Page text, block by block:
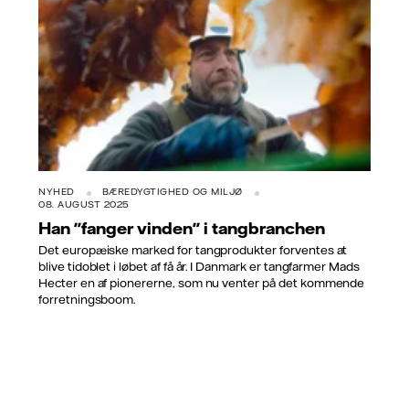
NYHED
BÆREDYGTIGHED OG MILJØ
08. AUGUST 2025
Han "fanger vinden" i tangbranchen
Det europæiske marked for tangprodukter forventes at
blive tidoblet i løbet af få år. I Danmark er tangfarmer Mads
Hecter en af pionererne, som nu venter på det kommende
forretningsboom.